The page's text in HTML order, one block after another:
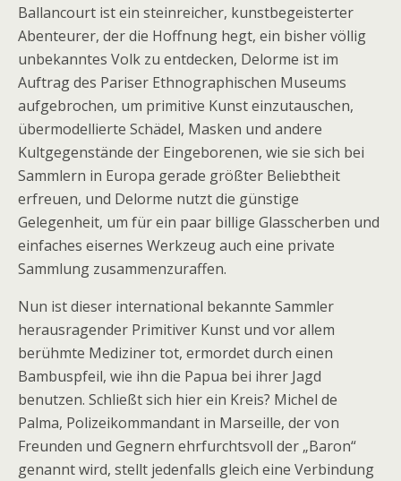
Ballancourt ist ein steinreicher, kunstbegeisterter
Abenteurer, der die Hoffnung hegt, ein bisher völlig
unbekanntes Volk zu entdecken, Delorme ist im
Auftrag des Pariser Ethnographischen Museums
aufgebrochen, um primitive Kunst einzutauschen,
übermodellierte Schädel, Masken und andere
Kultgegenstände der Eingeborenen, wie sie sich bei
Sammlern in Europa gerade größter Beliebtheit
erfreuen, und Delorme nutzt die günstige
Gelegenheit, um für ein paar billige Glasscherben und
einfaches eisernes Werkzeug auch eine private
Sammlung zusammenzuraffen.
Nun ist dieser international bekannte Sammler
herausragender Primitiver Kunst und vor allem
berühmte Mediziner tot, ermordet durch einen
Bambuspfeil, wie ihn die Papua bei ihrer Jagd
benutzen. Schließt sich hier ein Kreis? Michel de
Palma, Polizeikommandant in Marseille, der von
Freunden und Gegnern ehrfurchtsvoll der „Baron“
genannt wird, stellt jedenfalls gleich eine Verbindung